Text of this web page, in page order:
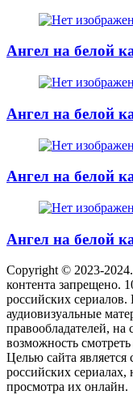
Ангел на белой
Ангел на белой
Ангел на белой
Ангел на белой
Copyright © 2023-
контента запрещено.
российских сериалов.
аудиовизуальные
правообладателей, на
возможность
Целью сайта
российских
просмотра их онлайн.